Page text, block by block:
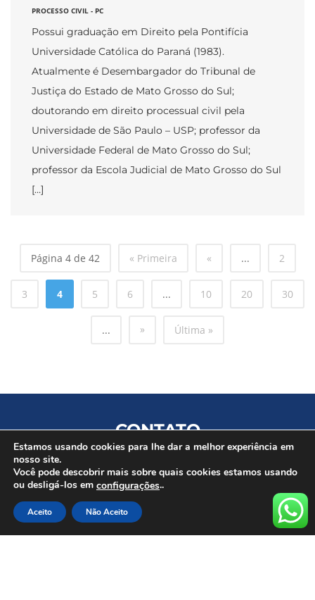
PROCESSO CIVIL - PC
Possui graduação em Direito pela Pontifícia
Universidade Católica do Paraná (1983).
Atualmente é Desembargador do Tribunal de
Justiça do Estado de Mato Grosso do Sul;
doutorando em direito processual civil pela
Universidade de São Paulo – USP; professor da
Universidade Federal de Mato Grosso do Sul;
professor da Escola Judicial de Mato Grosso do Sul
[…]
Página 4 de 42 « Primeira « ... 2
3 4 5 6 ... 10 20 30
... » Última »
CONTATO
E-mail: contato@esmagis.com.br / esmagisms@gmail.com
Av. Ana Rosa Castilho Ocampo, 1465, Jardim Montevidéu –
Campo Grande MS
Estamos usando cookies para lhe dar a melhor experiência em
nosso site.
Você pode descobrir mais sobre quais cookies estamos usando
ou desligá-los em configurações..
Aceito Não Aceito